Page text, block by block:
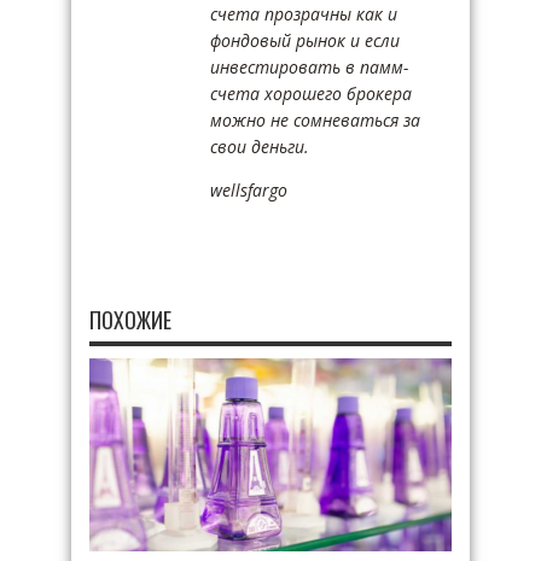
счета прозрачны как и
фондовый рынок и если
инвестировать в памм-
счета хорошего брокера
можно не сомневаться за
свои деньги.
wellsfargo
ПОХОЖИЕ